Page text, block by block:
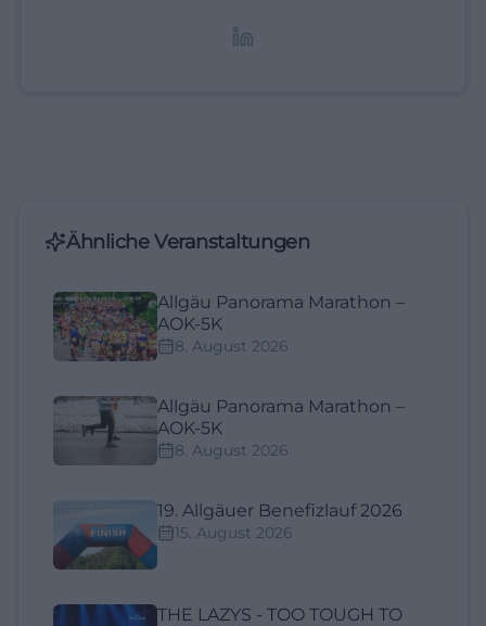
Ähnliche Veranstaltungen
Allgäu Panorama Marathon –
AOK-5K
8. August 2026
Allgäu Panorama Marathon –
AOK-5K
8. August 2026
19. Allgäuer Benefizlauf 2026
15. August 2026
THE LAZYS - TOO TOUGH TO